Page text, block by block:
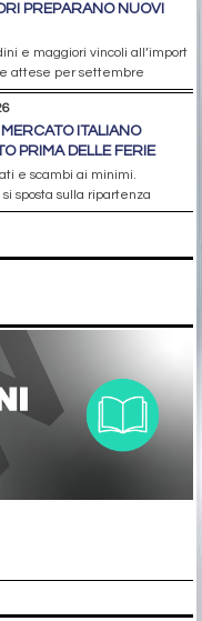
PREPARANO NUOVI
e maggiori vincoli all’import
attese per settembre
ITALIANO
PRIMA DELLE FERIE
e scambi ai minimi.
si sposta sulla ripartenza